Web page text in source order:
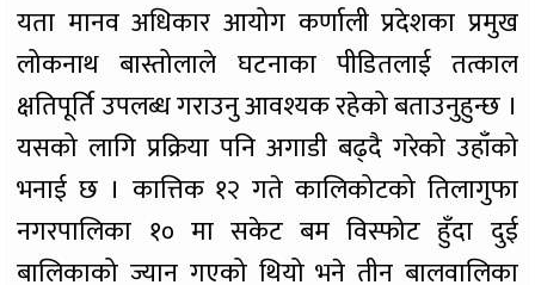
यता मानव अधिकार आयोग कर्णाली प्रदेशका प्रमुख
लोकनाथ बास्तोलाले घटनाका पीडितलाई तत्काल
क्षतिपूर्ति उपलब्ध गराउनु आवश्यक रहेको बताउनुहुन्छ ।
यसको लागि प्रक्रिया पनि अगाडी बढ्दै गरेको उहाँको
भनाई छ । कात्तिक १२ गते कालिकोटको तिलागुफा
नगरपालिका १० मा सकेट बम विस्फोट हुँदा दुई
बालिकाको ज्यान गएको थियो भने तीन बालवालिका